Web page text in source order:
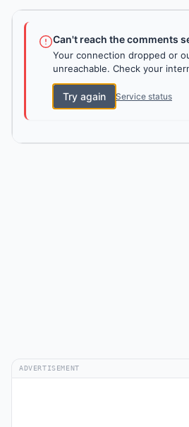
Can't reach the comments
Your connection dropped or
unreachable. Check your
Try again Service status
ADVERTISEMENT